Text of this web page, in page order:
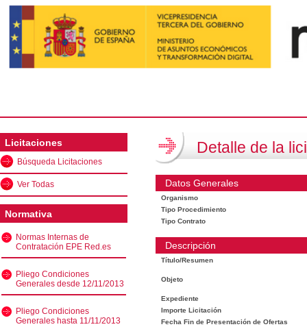
Licitaciones
Búsqueda Licitaciones
Ver Todas
Normativa
Normas Internas de
Contratación EPE Red.es
Pliego Condiciones
Generales desde 12/11/2013
Pliego Condiciones
Generales hasta 11/11/2013
Detalle de la
Datos Generales
Organismo
Tipo Procedimiento
Tipo Contrato
Descripción
Título/Resumen
Objeto
Expediente
Importe Licitación
Fecha Fin de Presentación de Ofertas